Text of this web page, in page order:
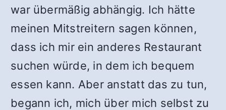
war übermäßig abhängig. Ich hätte
meinen Mitstreitern sagen können,
dass ich mir ein anderes Restaurant
suchen würde, in dem ich bequem
essen kann. Aber anstatt das zu tun,
begann ich, mich über mich selbst zu